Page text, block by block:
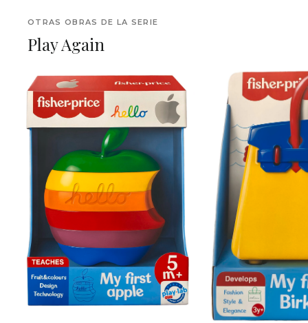
OTRAS OBRAS DE LA SERIE
Play Again